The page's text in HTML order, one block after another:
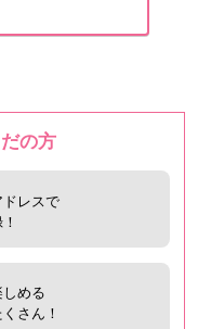
の方
ドレスで
める
さん！